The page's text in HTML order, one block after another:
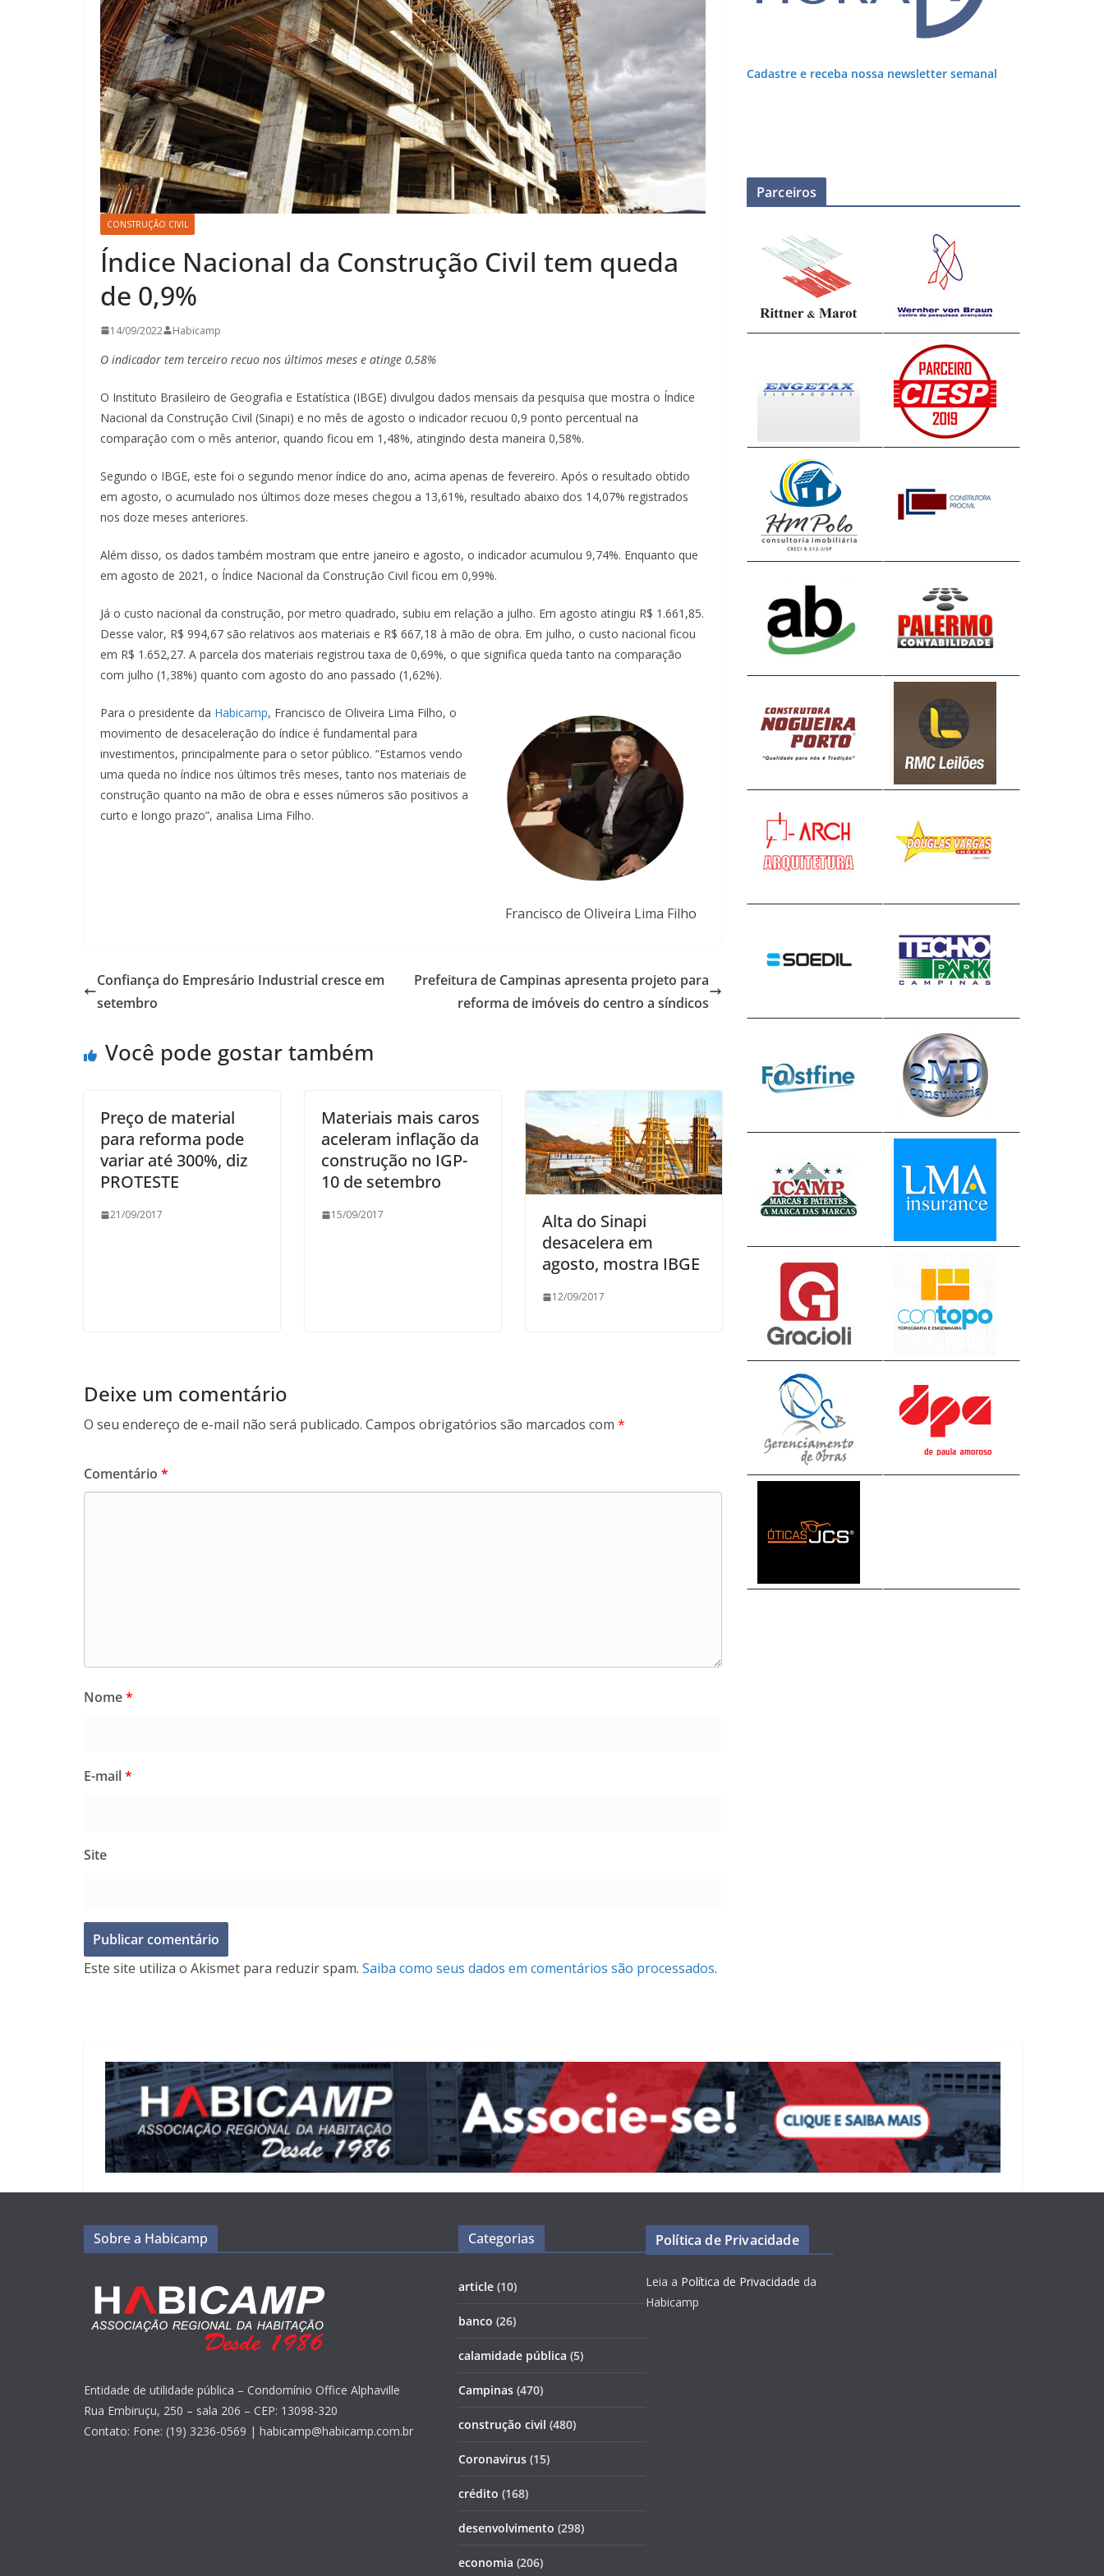
CONSTRUÇÃO CIVIL
Índice Nacional da Construção Civil tem queda
de 0,9%
14/09/2022 Habicamp
O indicador tem terceiro recuo nos últimos meses e atinge 0,58%
O Instituto Brasileiro de Geografia e Estatística (IBGE) divulgou dados mensais da pesquisa que mostra o Índice
Nacional da Construção Civil (Sinapi) e no mês de agosto o indicador recuou 0,9 ponto percentual na
comparação com o mês anterior, quando ficou em 1,48%, atingindo desta maneira 0,58%.
Segundo o IBGE, este foi o segundo menor índice do ano, acima apenas de fevereiro. Após o resultado obtido
em agosto, o acumulado nos últimos doze meses chegou a 13,61%, resultado abaixo dos 14,07% registrados
nos doze meses anteriores.
Além disso, os dados também mostram que entre janeiro e agosto, o indicador acumulou 9,74%. Enquanto que
em agosto de 2021, o Índice Nacional da Construção Civil ficou em 0,99%.
Já o custo nacional da construção, por metro quadrado, subiu em relação a julho. Em agosto atingiu R$ 1.661,85.
Desse valor, R$ 994,67 são relativos aos materiais e R$ 667,18 à mão de obra. Em julho, o custo nacional ficou
em R$ 1.652,27. A parcela dos materiais registrou taxa de 0,69%, o que significa queda tanto na comparação
com julho (1,38%) quanto com agosto do ano passado (1,62%).
Francisco de Oliveira Lima Filho
Para o presidente da Habicamp, Francisco de Oliveira Lima Filho, o
movimento de desaceleração do índice é fundamental para
investimentos, principalmente para o setor público. “Estamos vendo
uma queda no índice nos últimos três meses, tanto nos materiais de
construção quanto na mão de obra e esses números são positivos a
curto e longo prazo”, analisa Lima Filho.
Confiança do Empresário Industrial cresce em
setembro
Prefeitura de Campinas apresenta projeto para
reforma de imóveis do centro a síndicos
Você pode gostar também
Preço de material
para reforma pode
variar até 300%, diz
PROTESTE
21/09/2017
Materiais mais caros
aceleram inflação da
construção no IGP-
10 de setembro
15/09/2017
Alta do Sinapi
desacelera em
agosto, mostra IBGE
12/09/2017
Deixe um comentário
O seu endereço de e-mail não será publicado. Campos obrigatórios são marcados com *
Comentário *
Nome*
E-mail*
Site
Este site utiliza o Akismet para reduzir spam. Saiba como seus dados em comentários são processados.
Cadastre e receba nossa newsletter semanal
Parceiros
Sobre a Habicamp
Entidade de utilidade pública – Condomínio Office Alphaville
Rua Embiruçu, 250 – sala 206 – CEP: 13098-320
Contato: Fone: (19) 3236-0569 | habicamp@habicamp.com.br
Categorias
article (10)
banco (26)
calamidade pública (5)
Campinas (470)
construção civil (480)
Coronavirus (15)
crédito (168)
desenvolvimento (298)
economia (206)
Política de Privacidade
Leia a Política de Privacidade da
Habicamp